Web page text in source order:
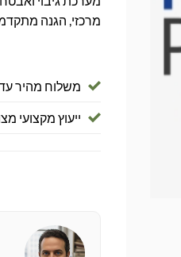
מרכזי, הגנה
משלוח מהיר
ייעוץ מקצועי